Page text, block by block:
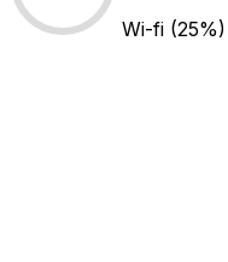
Wi-fi (25%)